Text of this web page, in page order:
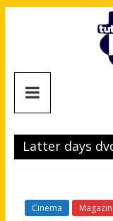
Tv,
Cinema,
news
Latter days
Cinema